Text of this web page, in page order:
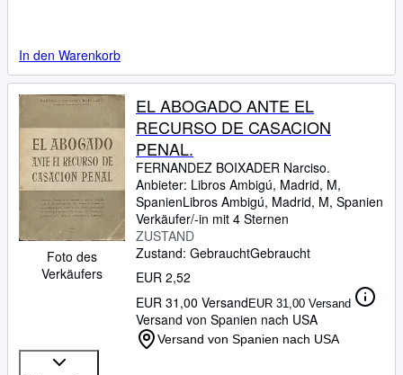
In den Warenkorb
Foto des
Verkäufers
EL ABOGADO ANTE EL
RECURSO DE CASACION
PENAL.
FERNANDEZ BOIXADER Narciso.
Anbieter: Libros Ambigú, Madrid, M,
SpanienLibros Ambigú, Madrid, M, Spanien
Verkäufer/-in mit 4 Sternen
ZUSTAND
Zustand: GebrauchtGebraucht
EUR 2,52
EUR 31,00 VersandEUR 31,00 Versand
Versand von Spanien nach USA
Versand von Spanien nach USA